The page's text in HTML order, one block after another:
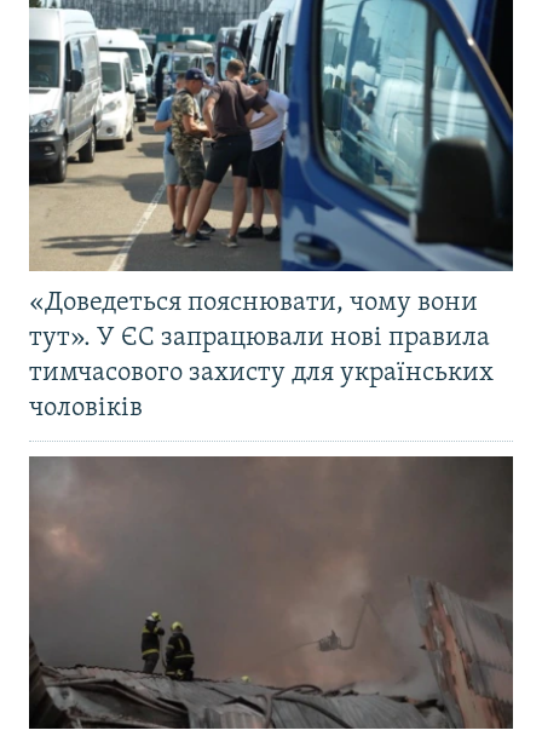
«Доведеться пояснювати, чому вони
тут». У ЄС запрацювали нові правила
тимчасового захисту для українських
чоловіків